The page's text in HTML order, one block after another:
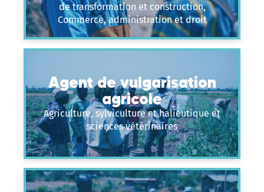
de transformation et construction,
Commerce, administration et droit
Agent de vulgarisation
agricole
Agriculture, sylviculture et halieutique et
sciences vétérinaires